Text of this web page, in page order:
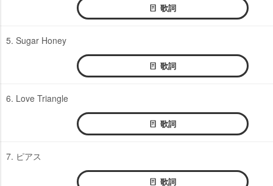
歌詞
5. Sugar Honey
歌詞
6. Love Triangle
歌詞
7. ピアス
歌詞